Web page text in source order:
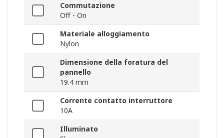
Commutazione
Off - On
Materiale alloggiamento
Nylon
Dimensione della foratura del
pannello
19.4 mm
Corrente contatto interruttore
10A
Illuminato